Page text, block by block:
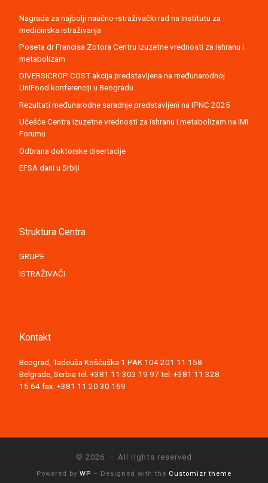
Nagrada za najbolji naučno-istraživački rad na Institutu za
medicinska istraživanja
Poseta dr Francisa Zotora Centru izuzetne vrednosti za ishranu i
metabolizam
DIVERSICROP COST akcija predstavljena na međunarodnoj
UniFood konferenciji u Beogradu
Rezultati međunarodne saradnje predstavljeni na IPNC 2025
Učešće Centra izuzetne vrednosti za ishranu i metabolizam na IMI
Forumu
Odbrana doktorske disertacije
EFSA dani u Srbiji
Struktura Centra
GRUPE
ISTRAŽIVAČI
Kontakt
Beograd, Tadeuša Košćuška 1 PAK 104 201 11 158
Belgrade, Serbia tel. +381 11 303 19 97 tel: +381 11 328
15 64 fax: +381 11 20 30 169
© 2026 – All rights reserved
Powered by WP – Designed with the Customizr theme